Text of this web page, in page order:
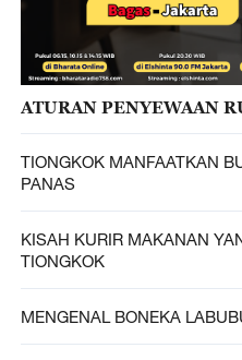
ATURAN PENYEWAAN
TIONGKOK MANFAATKAN
PANAS
KISAH KURIR MAKANAN
TIONGKOK
MENGENAL BONEKA